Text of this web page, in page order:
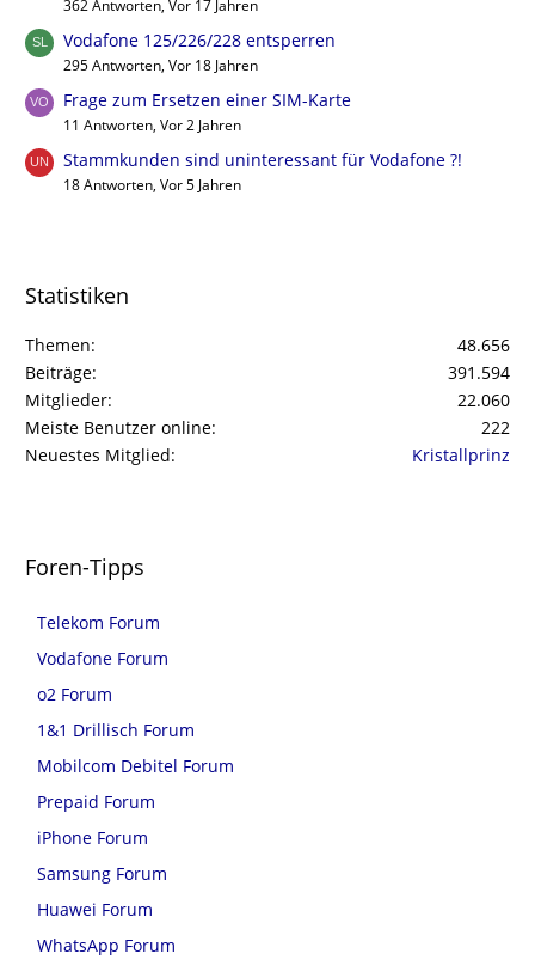
362 Antworten, Vor 17 Jahren
Vodafone 125/226/228 entsperren
295 Antworten, Vor 18 Jahren
Frage zum Ersetzen einer SIM-Karte
11 Antworten, Vor 2 Jahren
Stammkunden sind uninteressant für Vodafone ?!
18 Antworten, Vor 5 Jahren
Statistiken
Themen
48.656
Beiträge
391.594
Mitglieder
22.060
Meiste Benutzer online
222
Neuestes Mitglied
Kristallprinz
Foren-Tipps
Telekom Forum
Vodafone Forum
o2 Forum
1&1 Drillisch Forum
Mobilcom Debitel Forum
Prepaid Forum
iPhone Forum
Samsung Forum
Huawei Forum
WhatsApp Forum